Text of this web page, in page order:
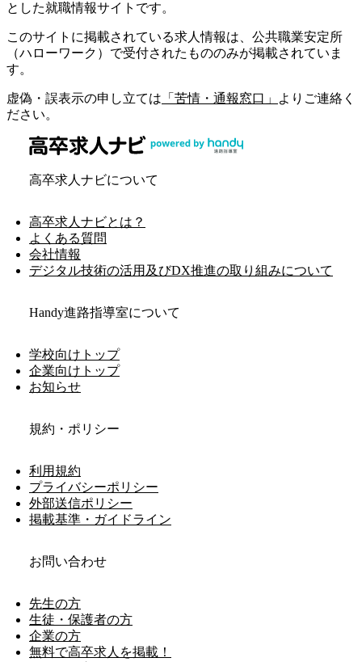
とした就職情報サイトです。
このサイトに掲載されている求人情報は、公共職業安定所
（ハローワーク）で受付されたもののみが掲載されていま
す。
虚偽・誤表示の申し立ては 「苦情・通報窓口」
よりご連絡く
ださい。
高卒求人ナビについて
高卒求人ナビとは？
よくある質問
会社情報
デジタル技術の活用及びDX推進の取り組みについて
Handy進路指導室について
学校向けトップ
企業向けトップ
お知らせ
規約・ポリシー
利用規約
プライバシーポリシー
外部送信ポリシー
掲載基準・ガイドライン
お問い合わせ
先生の方
生徒・保護者の方
企業の方
無料で高卒求人を掲載！